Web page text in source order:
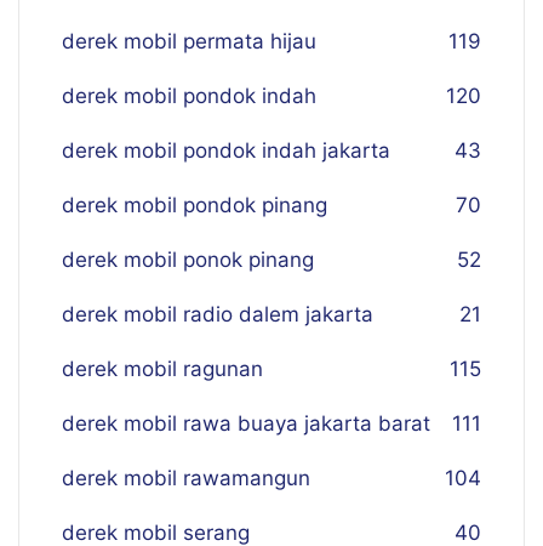
derek mobil permata hijau 119
derek mobil pondok indah 120
derek mobil pondok indah jakarta 43
derek mobil pondok pinang 70
derek mobil ponok pinang 52
derek mobil radio dalem jakarta 21
derek mobil ragunan 115
derek mobil rawa buaya jakarta barat 111
derek mobil rawamangun 104
derek mobil serang 40